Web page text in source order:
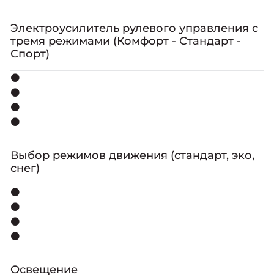
Электроусилитель рулевого управления с
тремя режимами (Комфорт - Стандарт -
Спорт)
⚫
⚫
⚫
⚫
Выбор режимов движения (стандарт, эко,
снег)
⚫
⚫
⚫
⚫
Освещение